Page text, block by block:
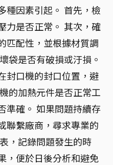
種因素引起。 首先，檢
力是否正常。 其次，確
匹配性，並根據材質調
袋是否有破損或汙損。
封口機的封口位置，避
的加熱元件是否正常工
準確。 如果問題持續存
聯繫廠商，尋求專業的
，記錄問題發生的時
，便於日後分析和避免